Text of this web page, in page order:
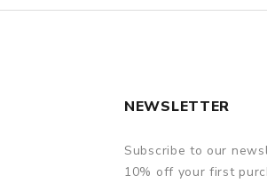
NEWSLETTER
Subscribe to our
10% off your first